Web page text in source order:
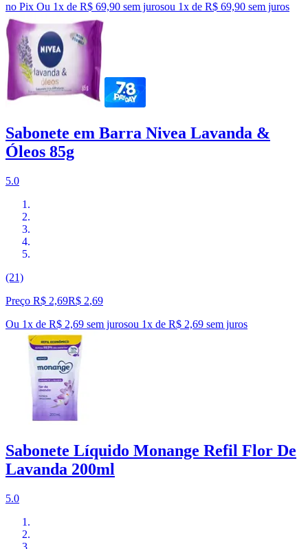
no Pix Ou 1x de R$ 69,90 sem jurosou 1x de R$ 69,90 sem juros
Sabonete em Barra Nivea Lavanda &
Óleos 85g
5.0
(21)
Preço R$ 2,69R$ 2,69
Ou 1x de R$ 2,69 sem jurosou 1x de R$ 2,69 sem juros
Sabonete Líquido Monange Refil Flor De
Lavanda 200ml
5.0